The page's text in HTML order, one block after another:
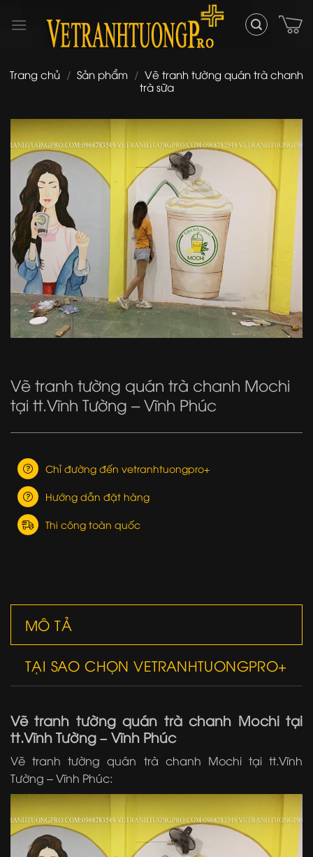
Trang chủ / Sản phẩm / Vẽ tranh tường quán trà chanh
trà sữa
Vẽ tranh tường quán trà chanh Mochi
tại tt.Vĩnh Tường – Vĩnh Phúc
Chỉ đường đến vetranhtuongpro+
Hướng dẫn đặt hàng
Thi công toàn quốc
MÔ TẢ
TẠI SAO CHỌN VETRANHTUONGPRO+
Vẽ tranh tường quán trà chanh Mochi tại
tt.Vĩnh Tường – Vĩnh Phúc
Vẽ tranh tường quán trà chanh Mochi tại tt.Vĩnh
Tường – Vĩnh Phúc: